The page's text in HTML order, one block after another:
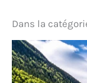
Dans la